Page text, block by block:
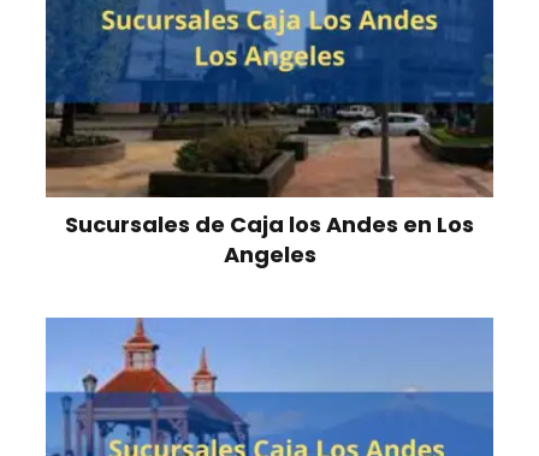
Sucursales de Caja los Andes en Los
Angeles